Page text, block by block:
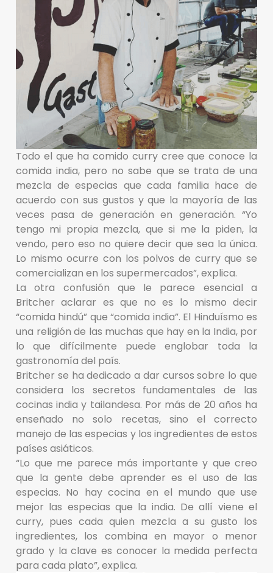
Todo el que ha comido curry cree que conoce la
comida india, pero no sabe que se trata de una
mezcla de especias que cada familia hace de
acuerdo con sus gustos y que la mayoría de las
veces pasa de generación en generación. “Yo
tengo mi propia mezcla, que si me la piden, la
vendo, pero eso no quiere decir que sea la única.
Lo mismo ocurre con los polvos de curry que se
comercializan en los supermercados”, explica.
La otra confusión que le parece esencial a
Britcher aclarar es que no es lo mismo decir
“comida hindú” que “comida india”. El Hinduísmo es
una religión de las muchas que hay en la India, por
lo que difícilmente puede englobar toda la
gastronomía del país.
Britcher se ha dedicado a dar cursos sobre lo que
considera los secretos fundamentales de las
cocinas india y tailandesa. Por más de 20 años ha
enseñado no solo recetas, sino el correcto
manejo de las especias y los ingredientes de estos
países asiáticos.
“Lo que me parece más importante y que creo
que la gente debe aprender es el uso de las
especias. No hay cocina en el mundo que use
mejor las especias que la india. De allí viene el
curry, pues cada quien mezcla a su gusto los
ingredientes, los combina en mayor o menor
grado y la clave es conocer la medida perfecta
para cada plato”, explica.